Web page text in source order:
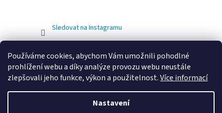
Používáme cookies, abychom Vám umožnili pohodlné
prohlížení webu a díky analýze provozu webu neustále
zlepšovali jeho funkce, výkon a použitelnost.Více informací
Nastavení
Sledovat na Instagramu
Vytvořil Shoptet